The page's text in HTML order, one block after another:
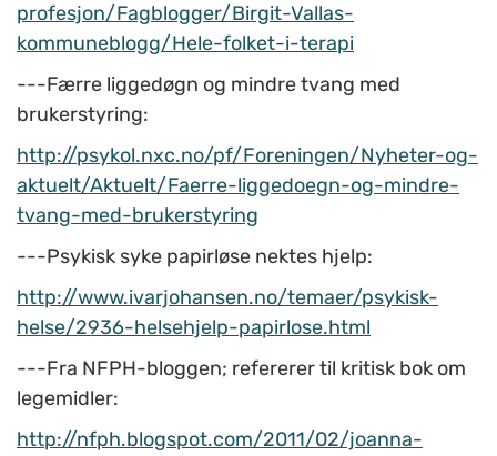
profesjon/Fagblogger/Birgit-Vallas-
kommuneblogg/Hele-folket-i-terapi
---Færre liggedøgn og mindre tvang med
brukerstyring:
http://psykol.nxc.no/pf/Foreningen/Nyheter-og-
aktuelt/Aktuelt/Faerre-liggedoegn-og-mindre-
tvang-med-brukerstyring
---Psykisk syke papirløse nektes hjelp:
http://www.ivarjohansen.no/temaer/psykisk-
helse/2936-helsehjelp-papirlose.html
---Fra NFPH-bloggen; refererer til kritisk bok om
legemidler:
http://nfph.blogspot.com/2011/02/joanna-